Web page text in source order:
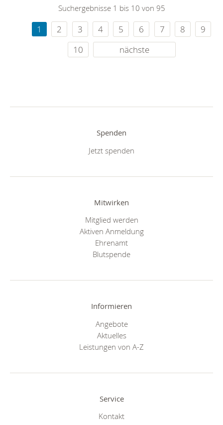
Suchergebnisse 1 bis 10 von 95
1 2 3 4 5 6 7 8
9
10
nächste
Spenden
Jetzt spenden
Mitwirken
Mitglied werden
Aktiven Anmeldung
Ehrenamt
Blutspende
Informieren
Angebote
Aktuelles
Leistungen von A-Z
Service
Kontakt